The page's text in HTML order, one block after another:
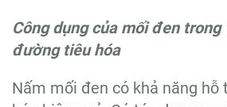
Công dụng của mối đen
đường tiêu hóa
Nấm mối đen có khả năng hỗ